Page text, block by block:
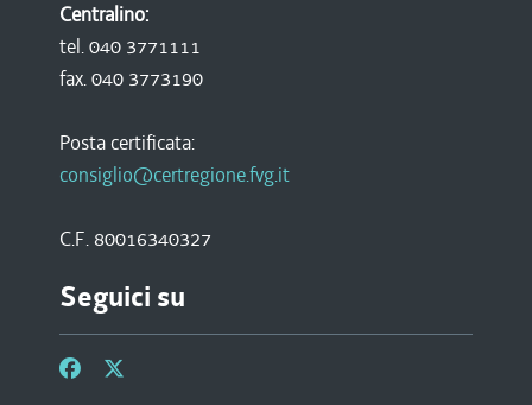
Centralino:
tel. 040 3771111
fax. 040 3773190
Posta certificata:
consiglio@certregione.fvg.it
C.F. 80016340327
Seguici su